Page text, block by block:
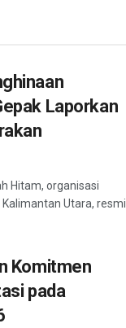
Laporkan
Hitam, organisasi
Utara, resmi
Komitmen
pada